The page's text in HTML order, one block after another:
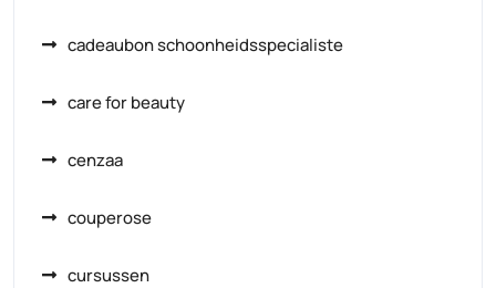
cadeaubon schoonheidsspecialiste
care for beauty
cenzaa
couperose
cursussen